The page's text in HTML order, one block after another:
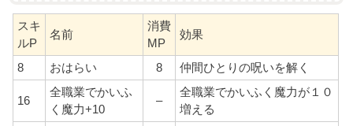
スキ
ルP
名前
消費
MP
効果
8 おはらい 8 仲間ひとりの呪いを解く
16
全職業でかいふ
く魔力+10
–
全職業でかいふく魔力が１０
増える